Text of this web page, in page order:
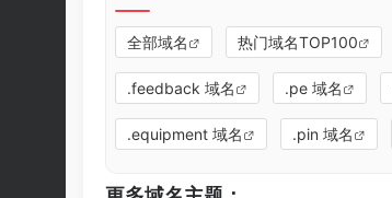
全部域名 热门域名TOP100
.feedback 域名 .pe 域名
.equipment 域名 .pin 域名